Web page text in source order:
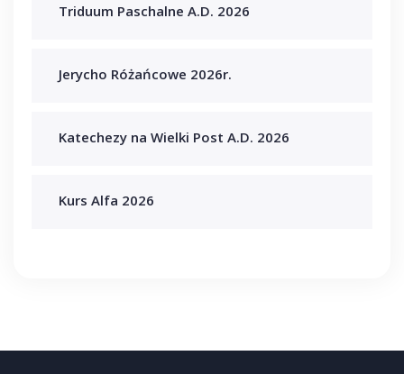
Triduum Paschalne A.D. 2026
Jerycho Różańcowe 2026r.
Katechezy na Wielki Post A.D. 2026
Kurs Alfa 2026